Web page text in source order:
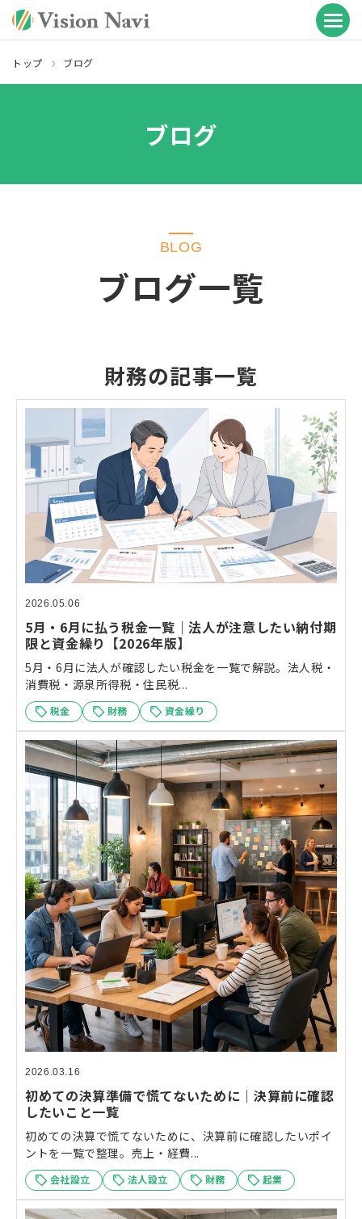
トップ ブログ
ブログ
BLOG
ブログ一覧
財務の記事一覧
2026.05.06
5月・6月に払う税金一覧｜法人が注意したい納付期
限と資金繰り【2026年版】
5月・6月に法人が確認したい税金を一覧で解説。法人税・
消費税・源泉所得税・住民税...
税金 財務 資金繰り
2026.03.16
初めての決算準備で慌てないために｜決算前に確認
したいこと一覧
初めての決算で慌てないために、決算前に確認したいポイ
ントを一覧で整理。売上・経費...
会社設立 法人設立 財務 起業